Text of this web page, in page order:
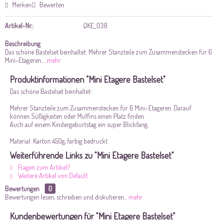
Merken Bewerten
Artikel-Nr.: QKE_038
Beschreibung
Das schöne Bastelset beinhaltet: Mehrer Stanzteile zum Zusammenstecken für 6
Mini-Etageren....
mehr
Produktinformationen "Mini Etagere Bastelset"
Das schöne Bastelset beinhaltet:
Mehrer Stanzteile zum Zusammenstecken für 6 Mini-Etageren. Darauf
können Süßigkeiten oder Muffins einen Platz finden.
Auch auf einem Kindergeburtstag ein super Blickfang.
Material: Karton 450g, farbig bedruckt
Weiterführende Links zu "Mini Etagere Bastelset"
Fragen zum Artikel?
Weitere Artikel von Default
Bewertungen
0
Bewertungen lesen, schreiben und diskutieren...
mehr
Kundenbewertungen für "Mini Etagere Bastelset"